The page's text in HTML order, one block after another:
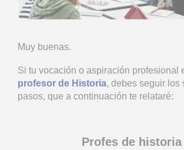
Muy buenas.
Si tu vocación o aspiración profesional
profesor de Historia, debes seguir los
pasos, que a continuación te relataré:
Profes de historia